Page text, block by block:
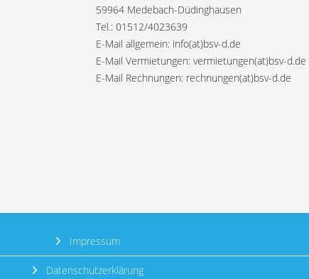
59964 Medebach-Düdinghausen
Tel.: 01512/4023639
E-Mail allgemein: info(at)bsv-d.de
E-Mail Vermietungen: vermietungen(at)bsv-d.de
E-Mail Rechnungen: rechnungen(at)bsv-d.de
Impressum
Datenschutzerklärung